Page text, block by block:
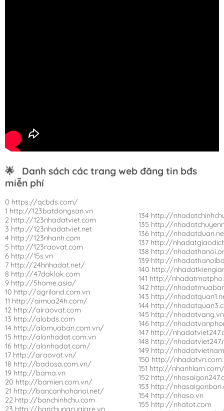
🌟 Danh sách các trang web đăng tin bđs
miễn phí
0 https://qcbds.com/
1 http://123batdongsan.vn
2 http://123nhadatviet.com
3 http://123nhadatviet.net
4 http://123nhanh.com
5 http://123raovat.com
6 http://15s.vn
7 http://24hnhadat.net/
8 http://47daklak.com
9 http://5home.asia/
10 http://agriland.com.vn
11 http://aimua24h.com/
12 http://airaovat.com
13 http://alobds.com
14 http://alomuaban.com.vn/
15 http://alonhadat.com.vn
16 http://alonhadat.com/
17 http://araovat.vn/
18 http://badosa.com.vn/
19 http://bama.vn
20 http://bamien.com.vn/
21 http://bancanhohanoi.net/
22 http://banchinhchu.com
23 http://banchungcugiare.vn
134 http://
135 http://
136 http://
137 http://
138 http://
139 http://
140 http://
141 http://
142 http://
143 http://
144 http://
145 http://nhadatvang.vn
146 http://
147 http://
148 http://
149 http://
150 http://
151 http://
152 http://
153 http://
154 http://nhaso.vn
155 http://nhatot.com